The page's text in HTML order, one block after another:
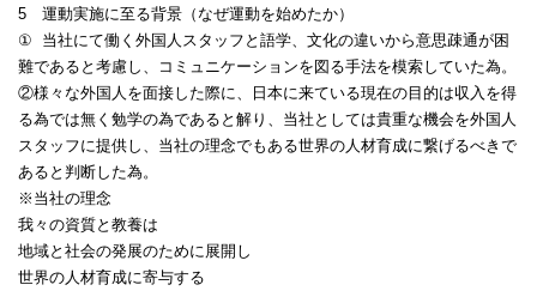
5 運動実施に至る背景（なぜ運動を始めたか）
①
当社にて働く外国人スタッフと語学、文化の違いから意思疎通が困
難であると考慮し、コミュニケーションを図る手法を模索していた為。
②様々な外国人を面接した際に、日本に来ている現在の目的は収入を得
る為では無く勉学の為であると解り、当社としては貴重な機会を外国人
スタッフに提供し、当社の理念でもある世界の人材育成に繋げるべきで
あると判断した為。
※当社の理念
我々の資質と教養は
地域と社会の発展のために展開し
世界の人材育成に寄与する